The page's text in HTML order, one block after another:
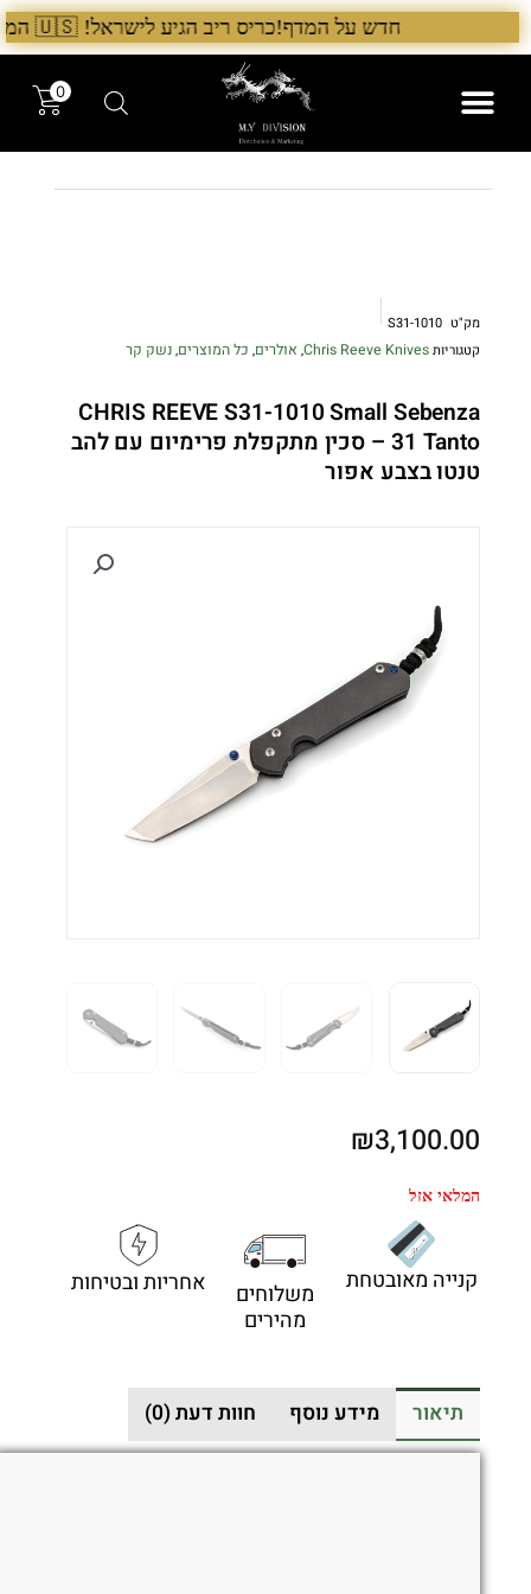
דילוג
לתוכן
חדש על המדף!כריס ריב הגיע לישראל! 🇺🇸 המלאי הראשון בארץ – עכשיו אצל היבואן הבלעדי לרגל ההשקה, 5% הנחה על כל מוצרי Chris Reeve לזמן מוגבל. בנוסף, הגיע גם מלאי חדש של Benchmade ו־Microtech. לרכישה עכשיו›. >
0
מק"ט S31-1010
קטגוריותChris Reeve Knives
, אולרים, כל המוצרים,נשק קר
CHRIS REEVE S31-1010 Small Sebenza
31 Tanto – סכין מתקפלת פרימיום עם להב
טנטו בצבע אפור
₪3,100.00
המלאי אזל
קנייה מאובטחת
משלוחים
מהירים
אחריות ובטיחות
תיאור מידע נוסף חוות דעת (0)